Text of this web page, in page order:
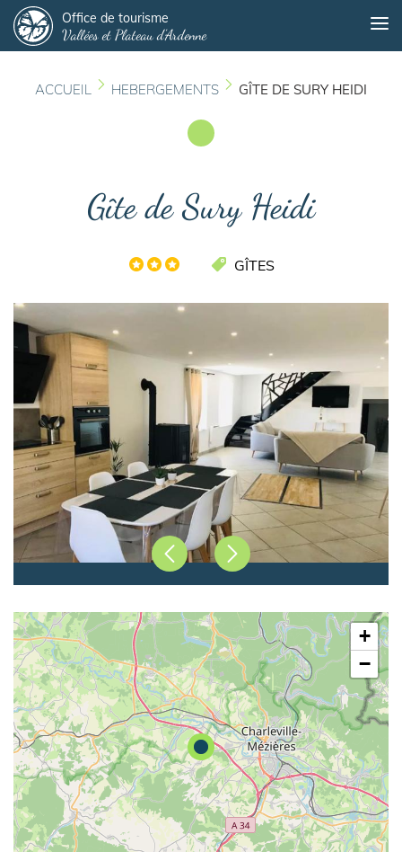
au
contenu
principal
Office de tourisme
Vallées et Plateau d'Ardenne
ACCUEIL HEBERGEMENTS GÎTE DE SURY HEIDI
Gîte de Sury Heidi
GÎTES
PrécédentSuivant
+
−
Panneau de gestion des cookies